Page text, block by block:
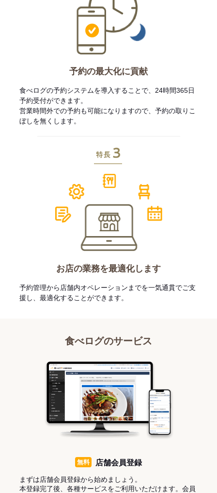
予約の最大化に貢献
食べログの予約システムを導入することで、24時間365日
予約受付ができます。
営業時間外での予約も可能になりますので、予約の取りこ
ぼしを無くします。
お店の業務を最適化します
予約管理から店舗内オペレーションまでを一気通貫でご支
援し、最適化することができます。
食べログのサービス
無料 店舗会員登録
まずは店舗会員登録から始めましょう。
本登録完了後、各種サービスをご利用いただけます。会員